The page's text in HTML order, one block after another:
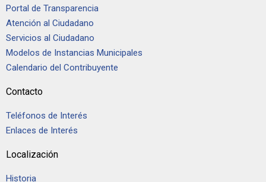
Portal de Transparencia
Atención al Ciudadano
Servicios al Ciudadano
Modelos de Instancias Municipales
Calendario del Contribuyente
Contacto
Teléfonos de Interés
Enlaces de Interés
Localización
Historia